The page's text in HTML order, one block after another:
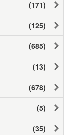
(171)
(125)
(685)
(13)
(678)
(5)
(35)